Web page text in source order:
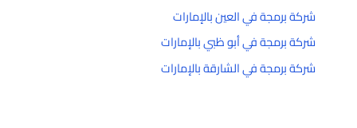
شركة برمجة في العين بالإمارات
شركة برمجة في أبو ظبي بالإمارات
شركة برمجة في الشارقة بالإمارات